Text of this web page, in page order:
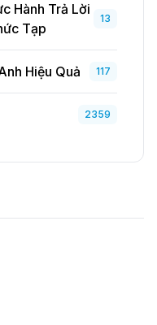
Hành Trả Lời
Tạp
13
Hiệu Quả 117
2359